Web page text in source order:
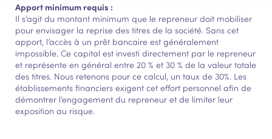
Apport minimum requis :
Il s’agit du montant minimum que le repreneur doit mobiliser
pour envisager la reprise des titres de la société. Sans cet
apport, l’accès à un prêt bancaire est généralement
impossible. Ce capital est investi directement par le repreneur
et représente en général entre 20 % et 30 % de la valeur totale
des titres. Nous retenons pour ce calcul, un taux de 30%. Les
établissements financiers exigent cet effort personnel afin de
démontrer l’engagement du repreneur et de limiter leur
exposition au risque.